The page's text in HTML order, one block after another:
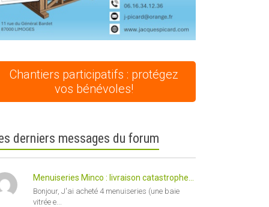
Chantiers participatifs : protégez
vos bénévoles!
derniers messages du forum
Menuiseries Minco : livraison catastrophe...
Bonjour, J'ai acheté 4 menuiseries (une baie
vitrée e...